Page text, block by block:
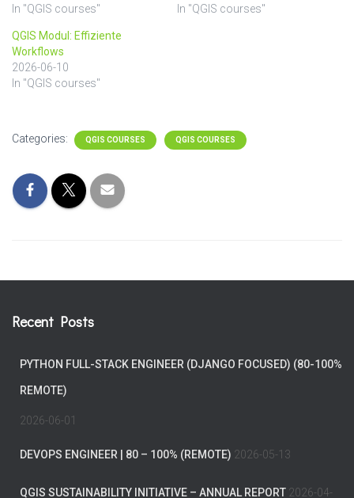
In "QGIS courses"
In "QGIS courses"
QGIS Modul: Effiziente
Workflows
2026-06-10
In "QGIS courses"
Categories: QGIS COURSES QGIS COURSES
Recent Posts
PYTHON FULL-STACK ENGINEER (DJANGO FOCUSED) (80-100%
REMOTE)
2026-06-01
DEVOPS ENGINEER | 80 – 100% (REMOTE) 2026-05-13
QGIS SUSTAINABILITY INITIATIVE – ANNUAL REPORT 2026-04-